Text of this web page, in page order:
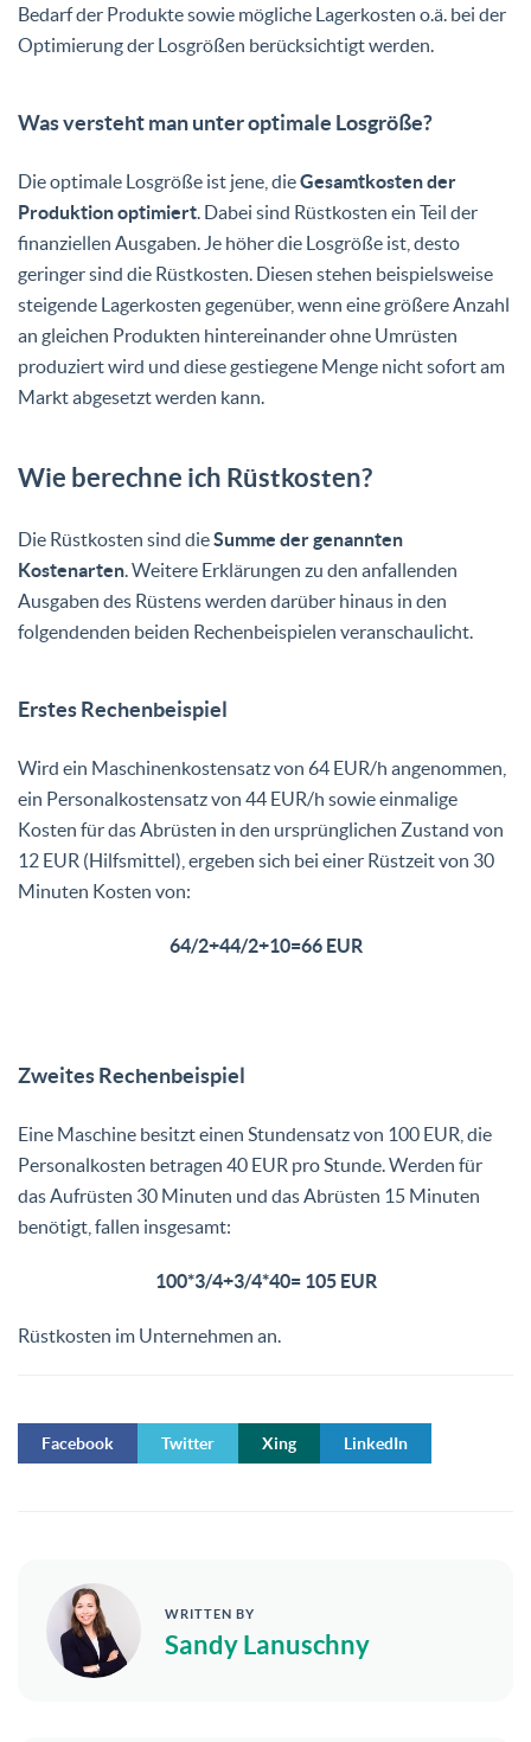
Bedarf der Produkte sowie mögliche Lagerkosten o.ä. bei der
Optimierung der Losgrößen berücksichtigt werden.
Was versteht man unter optimale Losgröße?
Die optimale Losgröße ist jene, dieGesamtkosten der
Produktion optimiert. Dabei sind Rüstkosten ein Teil der
finanziellen Ausgaben. Je höher die Losgröße ist, desto
geringer sind die Rüstkosten. Diesen stehen beispielsweise
steigende Lagerkosten gegenüber, wenn eine größere Anzahl
an gleichen Produkten hintereinander ohne Umrüsten
produziert wird und diese gestiegene Menge nicht sofort am
Markt abgesetzt werden kann.
Wie berechne ich Rüstkosten?
Die Rüstkosten sind dieSumme der genannten
Kostenarten. Weitere Erklärungen zu den anfallenden
Ausgaben des Rüstens werden darüber hinaus in den
folgendenden beiden Rechenbeispielen veranschaulicht.
Erstes Rechenbeispiel
Wird ein Maschinenkostensatz von 64 EUR/h angenommen,
ein Personalkostensatz von 44 EUR/h sowie einmalige
Kosten für das Abrüsten in den ursprünglichen Zustand von
12 EUR (Hilfsmittel), ergeben sich bei einer Rüstzeit von 30
Minuten Kosten von:
64/2+44/2+10=66 EUR
Zweites Rechenbeispiel
Eine Maschine besitzt einen Stundensatz von 100 EUR, die
Personalkosten betragen 40 EUR pro Stunde. Werden für
das Aufrüsten 30 Minuten und das Abrüsten 15 Minuten
benötigt, fallen insgesamt:
100*3/4+3/4*40= 105 EUR
Rüstkosten im Unternehmen an.
Facebook Twitter Xing LinkedIn
WRITTEN BY
Sandy Lanuschny